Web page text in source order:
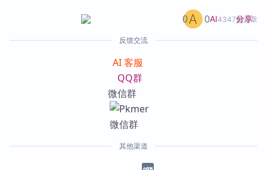
AI4347篇文章
0 0 分享
反馈交流
AI 客服
QQ群
微信群
其他渠道